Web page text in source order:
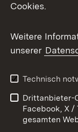
Youtube
Kontakt
Impressum
Cookies.
Weitere
unserer
Technisch
Drittanbieter-
Facebook, X
gesamten